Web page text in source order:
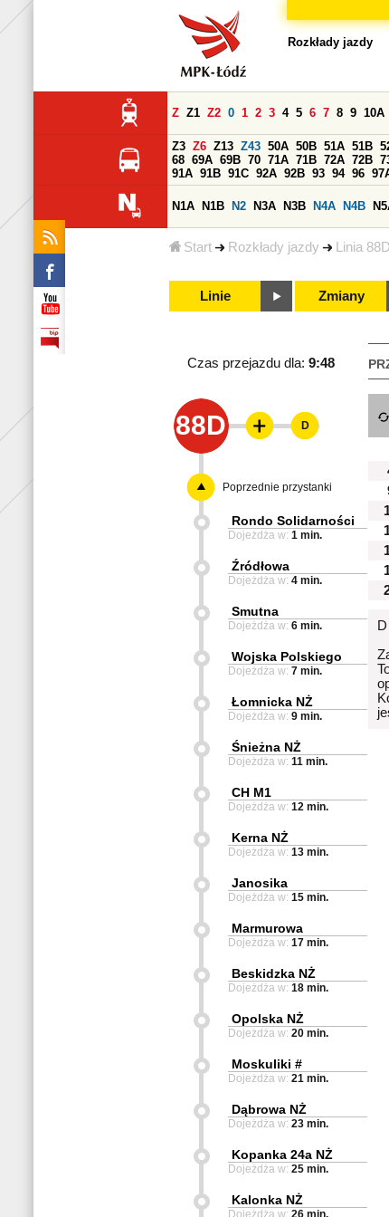
Start Rozkłady jazdy Linia 88D
Rozkłady jazdy
Z Z1 Z2 0 1 2 3 4 5 6 7 8 9 10A
Z3 Z6 Z13 Z43 50A 50B 51A 51B
68 69A 69B 70 71A 71B 72A 72B
91A 91B 91C 92A 92B 93 94 96
N1A N1B N2 N3A N3B N4A N4B
Linie Zmiany
Czas przejazdu dla: 9:48
88D
D
D
Poprzednie przystanki
Rondo Solidarności
Dojeżdża w: 1 min.
Źródłowa
Dojeżdża w: 4 min.
Smutna
Dojeżdża w: 6 min.
Wojska Polskiego
Dojeżdża w: 7 min.
Łomnicka NŻ
Dojeżdża w: 9 min.
Śnieżna NŻ
Dojeżdża w: 11 min.
CH M1
Dojeżdża w: 12 min.
Kerna NŻ
Dojeżdża w: 13 min.
Janosika
Dojeżdża w: 15 min.
Marmurowa
Dojeżdża w: 17 min.
Beskidzka NŻ
Dojeżdża w: 18 min.
Opolska NŻ
Dojeżdża w: 20 min.
Moskuliki #
Dojeżdża w: 21 min.
Dąbrowa NŻ
Dojeżdża w: 23 min.
Kopanka 24a NŻ
Dojeżdża w: 25 min.
Kalonka NŻ
Dojeżdża w: 26 min.